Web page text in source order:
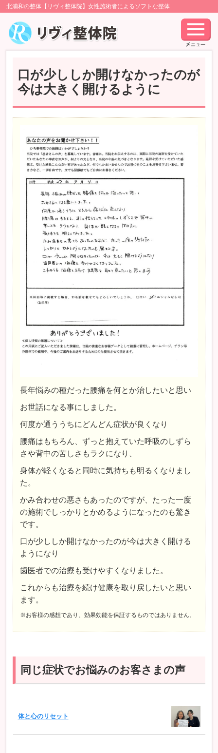
北浦和の整体【リヴィ整体院】女性施術者によるソフトな整体
口が少ししか開けなかったのが
今は大きく開けるように
長年悩みの種だった腰痛を何とか治したいと思い
お世話になる事にしました。
何度か通ううちにどんどん症状が良くなり
腰痛はもちろん、ずっと抱えていた呼吸のしずら
さや背中の苦しさもラクになり、
身体が軽くなると同時に気持ちも明るくなりまし
た。
かみ合わせの悪さもあったのですが、たった一度
の施術でしっかりとかめるようになったのも驚き
です。
口が少ししか開けなかったのが今は大きく開ける
ようになり
歯医者での治療も受けやすくなりました。
これからも治療を続け健康を取り戻したいと思い
ます。
※お客様の感想であり、効果効能を保証するものではありません。
同じ症状でお悩みのお客さまの声
体と心のリセット